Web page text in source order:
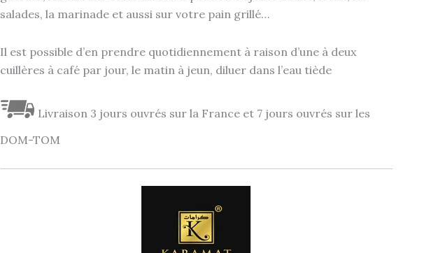
salades, la marinade et aussi sur votre pain grillé…
Il est possible d’en prendre quotidiennement à raison d’une à deux
cuillères à café par jour, le matin à jeun, diluer dans l’eau tiède
Livraison 3 jours ouvrés sur la France et 7 jours ouvrés sur les
DOM-TOM